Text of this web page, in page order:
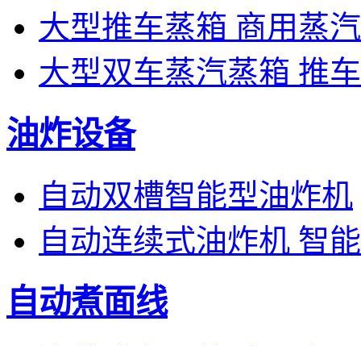
大型推车蒸箱 商用蒸
大型双车蒸汽蒸箱 推
油炸设备
自动双槽智能型油炸机
自动连续式油炸机 智
自动煮面线